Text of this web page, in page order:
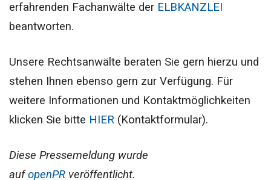
erfahrenden Fachanwälte der ELBKANZLEI
beantworten.
Unsere Rechtsanwälte beraten Sie gern hierzu und
stehen Ihnen ebenso gern zur Verfügung. Für
weitere Informationen und Kontaktmöglichkeiten
klicken Sie bitte HIER (Kontaktformular).
Diese Pressemeldung wurde
aufopenPR veröffentlicht.